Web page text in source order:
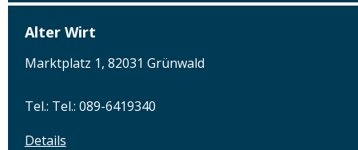
Alter Wirt
Marktplatz 1, 82031 Grünwald
Tel.: Tel.: 089-6419340
Details